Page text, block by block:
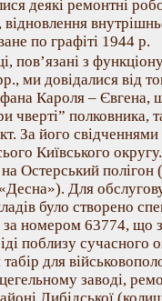
деякі ремонтні
відновлення
по графіті 1944 р.
пов’язані з
ми довідалися від
Кароля – Євгена,
чверті” полковника,
За його свідченнями
Київського
на Остерський полігон
Для
було створено
за номером 63774, що
поблизу сучасного
для
заводі,